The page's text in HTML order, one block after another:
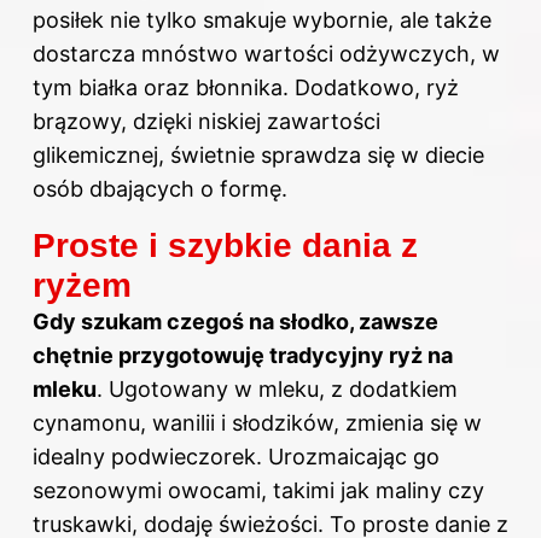
posiłek nie tylko smakuje wybornie, ale także
dostarcza mnóstwo wartości odżywczych, w
tym białka oraz błonnika. Dodatkowo, ryż
brązowy, dzięki niskiej zawartości
glikemicznej, świetnie sprawdza się w diecie
osób dbających o formę.
Proste i szybkie dania z
ryżem
Gdy szukam czegoś na słodko, zawsze
chętnie przygotowuję tradycyjny ryż na
mleku. Ugotowany w mleku, z dodatkiem
cynamonu, wanilii i słodzików, zmienia się w
idealny podwieczorek. Urozmaicając go
sezonowymi owocami, takimi jak maliny czy
truskawki, dodaję świeżości. To proste danie z